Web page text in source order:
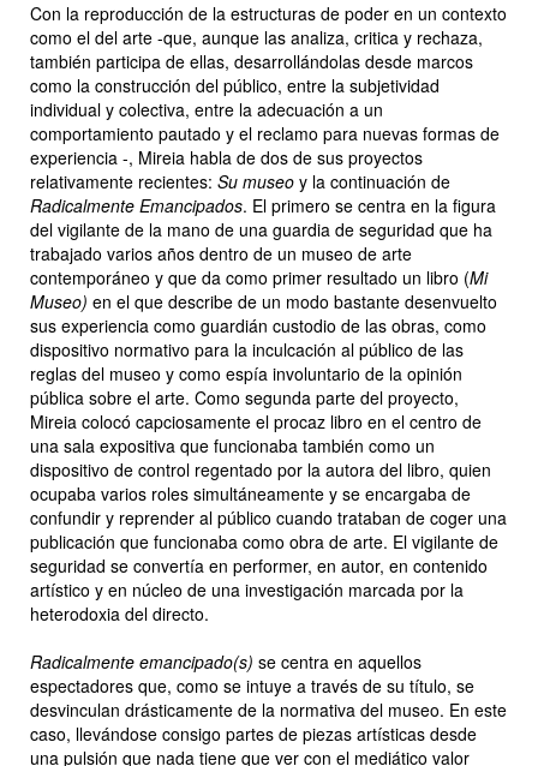
Con la reproducción de la estructuras de poder en un contexto
como el del arte -que, aunque las analiza, critica y rechaza,
también participa de ellas, desarrollándolas desde marcos
como la construcción del público, entre la subjetividad
individual y colectiva, entre la adecuación a un
comportamiento pautado y el reclamo para nuevas formas de
experiencia -, Mireia habla de dos de sus proyectos
relativamente recientes: Su museo y la continuación de
Radicalmente Emancipados. El primero se centra en la figura
del vigilante de la mano de una guardia de seguridad que ha
trabajado varios años dentro de un museo de arte
contemporáneo y que da como primer resultado un libro (Mi
Museo) en el que describe de un modo bastante desenvuelto
sus experiencia como guardián custodio de las obras, como
dispositivo normativo para la inculcación al público de las
reglas del museo y como espía involuntario de la opinión
pública sobre el arte. Como segunda parte del proyecto,
Mireia colocó capciosamente el procaz libro en el centro de
una sala expositiva que funcionaba también como un
dispositivo de control regentado por la autora del libro, quien
ocupaba varios roles simultáneamente y se encargaba de
confundir y reprender al público cuando trataban de coger una
publicación que funcionaba como obra de arte. El vigilante de
seguridad se convertía en performer, en autor, en contenido
artístico y en núcleo de una investigación marcada por la
heterodoxia del directo.
Radicalmente emancipado(s) se centra en aquellos
espectadores que, como se intuye a través de su título, se
desvinculan drásticamente de la normativa del museo. En este
caso, llevándose consigo partes de piezas artísticas desde
una pulsión que nada tiene que ver con el mediático valor